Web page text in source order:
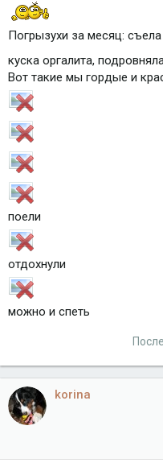
Погрызухи за месяц:
куска оргалита,
Вот такие мы гордые и
поели
отдохнули
можно и спеть
korina